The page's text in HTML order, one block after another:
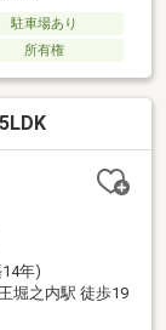
駐車場あり
所有権
年)
堀之内駅 徒歩19